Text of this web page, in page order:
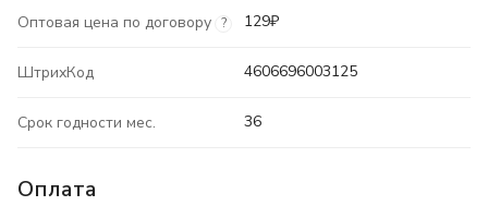
Оптовая цена по договору ? 129₽
ШтрихКод 4606696003125
Срок годности мес. 36
Оплата